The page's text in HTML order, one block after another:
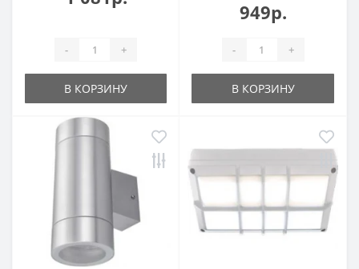
- +
В КОРЗИНУ
949р.
- +
В КОРЗИНУ